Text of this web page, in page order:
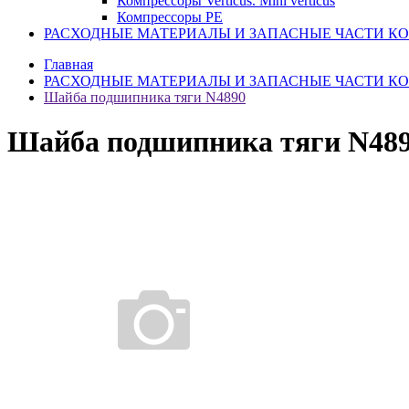
Компрессоры PE
РАСХОДНЫЕ МАТЕРИАЛЫ И ЗАПАСНЫЕ ЧАСТИ
Главная
РАСХОДНЫЕ МАТЕРИАЛЫ И ЗАПАСНЫЕ ЧАСТИ
Шайба подшипника тяги N4890
Шайба подшипника тяги